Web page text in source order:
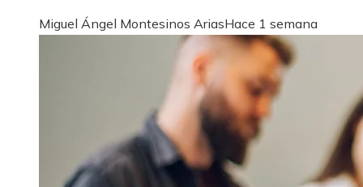
Miguel Ángel Montesinos AriasHace 1 semana